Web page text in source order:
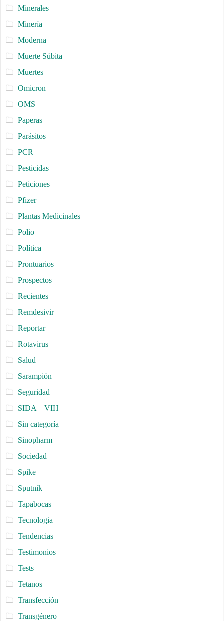
Minerales
Minería
Moderna
Muerte Súbita
Muertes
Omicron
OMS
Paperas
Parásitos
PCR
Pesticidas
Peticiones
Pfizer
Plantas Medicinales
Polio
Política
Prontuarios
Prospectos
Recientes
Remdesivir
Reportar
Rotavirus
Salud
Sarampión
Seguridad
SIDA – VIH
Sin categoría
Sinopharm
Sociedad
Spike
Sputnik
Tapabocas
Tecnologia
Tendencias
Testimonios
Tests
Tetanos
Transfección
Transgénero